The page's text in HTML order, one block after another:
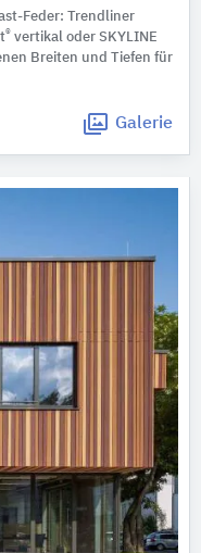
Feder: Trendliner
® vertikal oder SKYLINE
Breiten und Tiefen für
Galerie